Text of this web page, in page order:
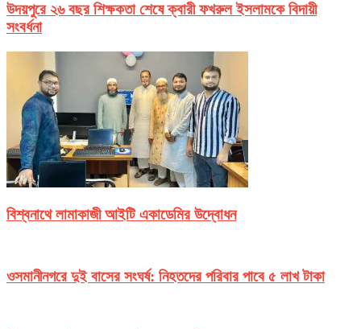
উদয়পুরে ২৬ বছর শিক্ষকতা শেষে ক্বারী ফখরুল ইসলামকে বিদায়ী
সংবর্ধনা
বিশ্বনাথে লামাকাজী আইটি একাডেমির উদ্বোধন
ওসমানীনগরে দুই বাসের সংঘর্ষ: নিহতদের পরিবার পাবে ৫ লাখ টাকা